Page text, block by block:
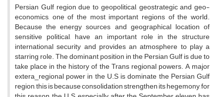
Persian Gulf region due to geopolitical, geostrategic and geo-
economics, one of the most important regions of the world.
Because the energy sources and geographical location of
sensitive political, have an important role in the structure
international security and provides an atmosphere to play a
starring role. The dominant position in the Persian Gulf is due to
take place in the history of the Trans regional powers. A major
extera_regional power in the U.S is dominate the Persian Gulf
region, this is because consolidation strengthen its hegemony, for